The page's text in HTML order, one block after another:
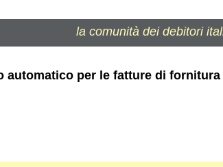
la comunità dei debitori
automatico per le fatture di